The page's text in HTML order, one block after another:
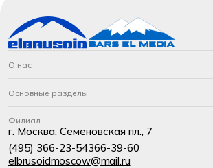
О нас
Основные разделы
Филиал
г. Москва, Семеновская пл., 7
(495) 366-23-54366-39-60
elbrusoidmoscow@mail.ru